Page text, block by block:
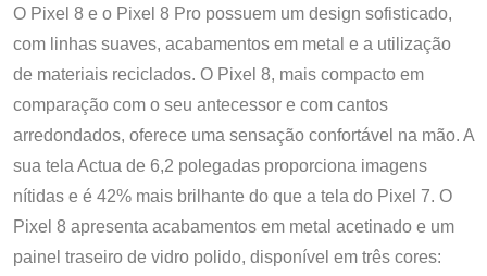
O Pixel 8 e o Pixel 8 Pro possuem um design sofisticado,
com linhas suaves, acabamentos em metal e a utilização
de materiais reciclados. O Pixel 8, mais compacto em
comparação com o seu antecessor e com cantos
arredondados, oferece uma sensação confortável na mão. A
sua tela Actua de 6,2 polegadas proporciona imagens
nítidas e é 42% mais brilhante do que a tela do Pixel 7. O
Pixel 8 apresenta acabamentos em metal acetinado e um
painel traseiro de vidro polido, disponível em três cores: